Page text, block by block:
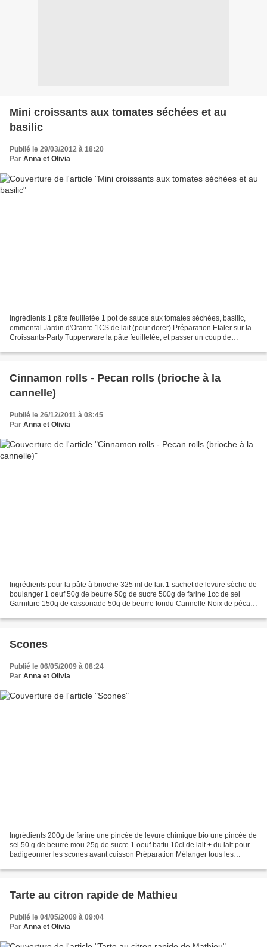
Mini croissants aux tomates séchées et au
basilic
Publié le 29/03/2012 à 18:20
Par Anna et Olivia
Ingrédients 1 pâte feuilletée 1 pot de sauce aux tomates séchées, basilic,
emmental Jardin d'Orante 1CS de lait (pour dorer) Préparation Etaler sur la
Croissants-Party Tupperware la pâte feuilletée, et passer un coup de
Cinnamon rolls - Pecan rolls (brioche à la
cannelle)
Publié le 26/12/2011 à 08:45
Par Anna et Olivia
Ingrédients pour la pâte à brioche 325 ml de lait 1 sachet de levure sèche de
boulanger 1 oeuf 50g de beurre 50g de sucre 500g de farine 1cc de sel
Garniture 150g de cassonade 50g de beurre fondu Cannelle Noix de pécan
Scones
Publié le 06/05/2009 à 08:24
Par Anna et Olivia
Ingrédients 200g de farine une pincée de levure chimique bio une pincée de
sel 50 g de beurre mou 25g de sucre 1 oeuf battu 10cl de lait + du lait pour
badigeonner les scones avant cuisson Préparation Mélanger tous les
Tarte au citron rapide de Mathieu
Publié le 04/05/2009 à 09:04
Par Anna et Olivia